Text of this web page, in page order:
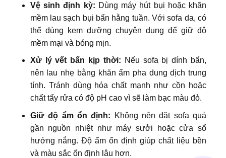
Vệ sinh định kỳ: Dùng máy hút bụi hoặc khăn
mềm lau sạch bụi bẩn hằng tuần. Với sofa da, có
thể dùng kem dưỡng chuyên dụng để giữ độ
mềm mại và bóng mịn.
Xử lý vết bẩn kịp thời: Nếu sofa bị dính bẩn,
nên lau nhẹ bằng khăn ẩm pha dung dịch trung
tính. Tránh dùng hóa chất mạnh như cồn hoặc
chất tẩy rửa có độ pH cao vì sẽ làm bạc màu đỏ.
Giữ độ ẩm ổn định: Không nên đặt sofa quá
gần nguồn nhiệt như máy sưởi hoặc cửa sổ
hướng nắng. Độ ẩm ổn định giúp chất liệu bền
và màu sắc ổn định lâu hơn.